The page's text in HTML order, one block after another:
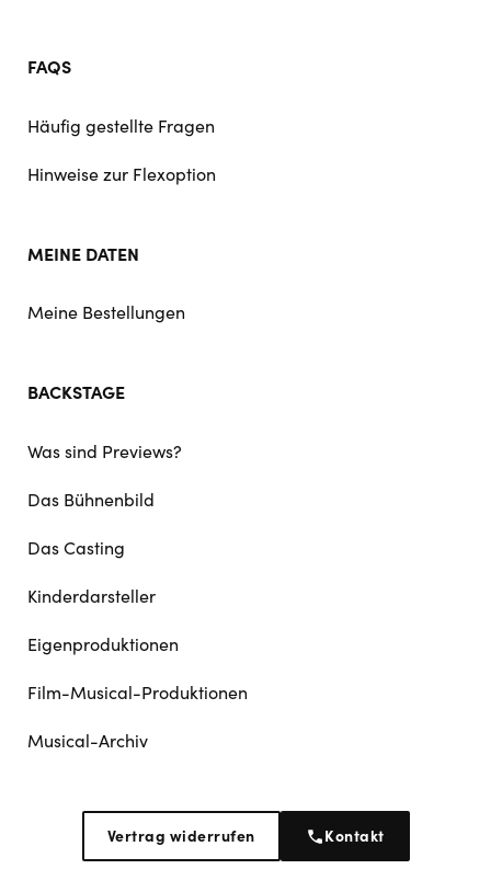
FAQS
Häufig gestellte Fragen
Hinweise zur Flexoption
MEINE DATEN
Meine Bestellungen
BACKSTAGE
Was sind Previews?
Das Bühnenbild
Das Casting
Kinderdarsteller
Eigenproduktionen
Film-Musical-Produktionen
Musical-Archiv
Vertrag widerrufen Kontakt